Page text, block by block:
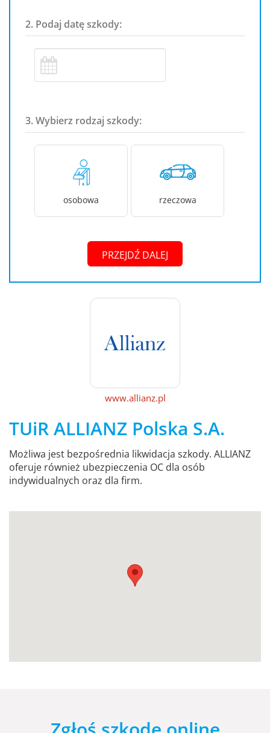
2. Podaj datę szkody:
3. Wybierz rodzaj szkody:
osobowa rzeczowa
PRZEJDŹ DALEJ
www.allianz.pl
TUiR ALLIANZ Polska S.A.
Możliwa jest bezpośrednia likwidacja szkody. ALLIANZ
oferuje również ubezpieczenia OC dla osób
indywidualnych oraz dla firm.